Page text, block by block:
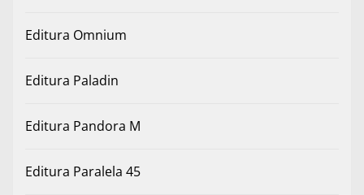
Editura Omnium
Editura Paladin
Editura Pandora M
Editura Paralela 45